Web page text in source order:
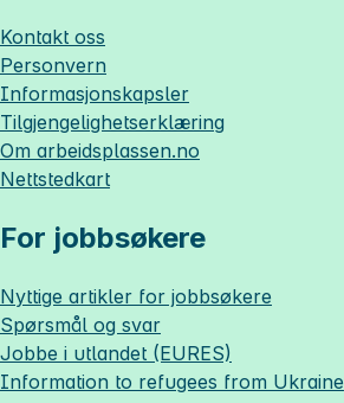
Kontakt oss
Personvern
Informasjonskapsler
Tilgjengelighetserklæring
Om arbeidsplassen.no
Nettstedkart
For jobbsøkere
Nyttige artikler for jobbsøkere
Spørsmål og svar
Jobbe i utlandet (EURES)
Information to refugees from Ukraine